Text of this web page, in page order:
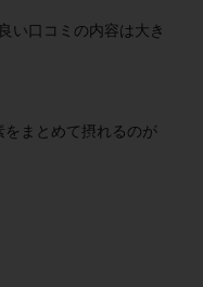
い口コミの内容は大き
まとめて摂れるのが